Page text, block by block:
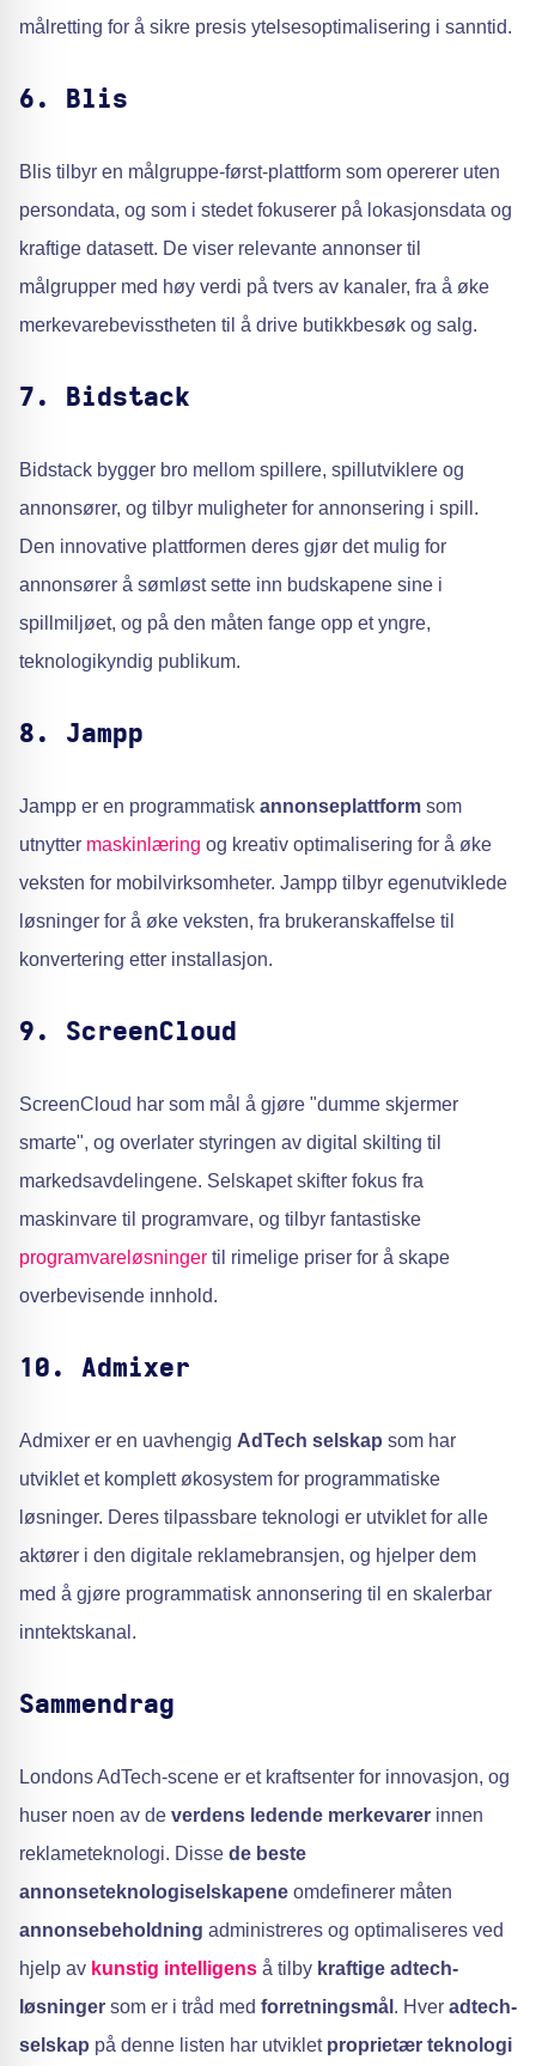
målretting for å sikre presis ytelsesoptimalisering i sanntid.
6. Blis
Blis tilbyr en målgruppe-først-plattform som opererer uten
persondata, og som i stedet fokuserer på lokasjonsdata og
kraftige datasett. De viser relevante annonser til
målgrupper med høy verdi på tvers av kanaler, fra å øke
merkevarebevisstheten til å drive butikkbesøk og salg.
7. Bidstack
Bidstack bygger bro mellom spillere, spillutviklere og
annonsører, og tilbyr muligheter for annonsering i spill.
Den innovative plattformen deres gjør det mulig for
annonsører å sømløst sette inn budskapene sine i
spillmiljøet, og på den måten fange opp et yngre,
teknologikyndig publikum.
8. Jampp
Jampp er en programmatisk annonseplattform som
utnytter maskinlæring og kreativ optimalisering for å øke
veksten for mobilvirksomheter. Jampp tilbyr egenutviklede
løsninger for å øke veksten, fra brukeranskaffelse til
konvertering etter installasjon.
9. ScreenCloud
ScreenCloud har som mål å gjøre "dumme skjermer
smarte", og overlater styringen av digital skilting til
markedsavdelingene. Selskapet skifter fokus fra
maskinvare til programvare, og tilbyr fantastiske
programvareløsninger til rimelige priser for å skape
overbevisende innhold.
10. Admixer
Admixer er en uavhengig AdTech selskap som har
utviklet et komplett økosystem for programmatiske
løsninger. Deres tilpassbare teknologi er utviklet for alle
aktører i den digitale reklamebransjen, og hjelper dem
med å gjøre programmatisk annonsering til en skalerbar
inntektskanal.
Sammendrag
Londons AdTech-scene er et kraftsenter for innovasjon, og
huser noen av de verdens ledende merkevarer innen
reklameteknologi. Disse de beste
annonseteknologiselskapene omdefinerer måten
annonsebeholdning administreres og optimaliseres ved
hjelp av kunstig intelligens å tilby kraftige adtech-
løsninger som er i tråd med forretningsmål . Hver adtech-
selskap på denne listen har utviklet proprietær teknologi